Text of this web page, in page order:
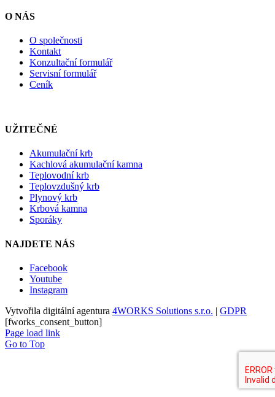
O NÁS
O společnosti
Kontakt
Konzultační formulář
Servisní formulář
Ceník
UŽITEČNÉ
Akumulační krb
Kachlová akumulační kamna
Teplovodní krb
Teplovzdušný krb
Plynový krb
Krbová kamna
Sporáky
NAJDETE NÁS
Facebook
Youtube
Instagram
Vytvořila digitální agentura 4WORKS Solutions s.r.o. | GDPR
[fworks_consent_button]
Page load link
Go to Top